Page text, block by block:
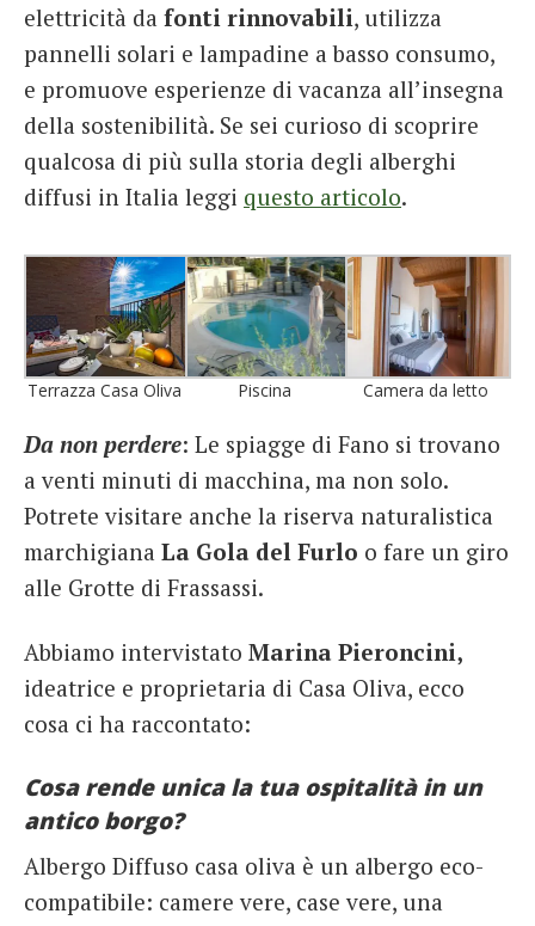
elettricità da fonti rinnovabili, utilizza
pannelli solari e lampadine a basso consumo,
e promuove esperienze di vacanza all’insegna
della sostenibilità. Se sei curioso di scoprire
qualcosa di più sulla storia degli alberghi
diffusi in Italia leggi questo articolo.
Terrazza Casa Oliva Piscina Camera da letto
Da non perdere: Le spiagge di Fano si trovano
a venti minuti di macchina, ma non solo.
Potrete visitare anche la riserva naturalistica
marchigiana La Gola del Furlo o fare un giro
alle Grotte di Frassassi.
Abbiamo intervistato Marina Pieroncini,
ideatrice e proprietaria di Casa Oliva, ecco
cosa ci ha raccontato:
Cosa rende unica la tua ospitalità in un
antico borgo?
Albergo Diffuso casa oliva è un albergo eco-
compatibile: camere vere, case vere, una